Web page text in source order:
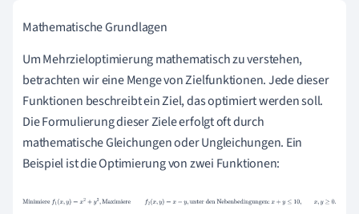
Mathematische Grundlagen
Um Mehrzieloptimierung mathematisch zu verstehen,
betrachten wir eine Menge von Zielfunktionen. Jede dieser
Funktionen beschreibt ein Ziel, das optimiert werden soll.
Die Formulierung dieser Ziele erfolgt oft durch
mathematische Gleichungen oder Ungleichungen. Ein
Beispiel ist die Optimierung von zwei Funktionen:
Minimieref1(x,y)=x y2,Maximieref2(x,y)=x−y,unter den